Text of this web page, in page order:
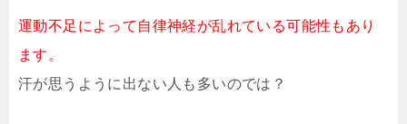
運動不足によって自律神経が乱れている可能性もあり
ます。
汗が思うように出ない人も多いのでは？